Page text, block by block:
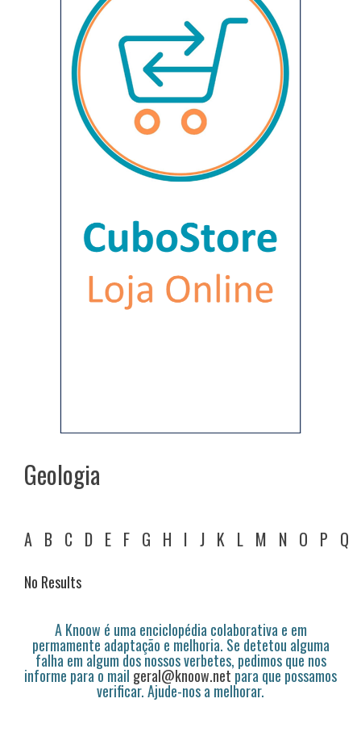
Geologia
A B C D E F G H I J K L M N O P Q
No Results
A Knoow é uma enciclopédia colaborativa e em
permamente adaptação e melhoria. Se detetou alguma
falha em algum dos nossos verbetes, pedimos que nos
informe para o mail geral@knoow.netpara que possamos
verificar. Ajude-nos a melhorar.